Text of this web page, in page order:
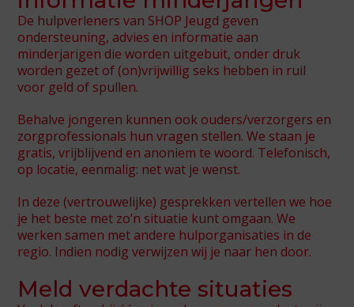
Spot46
SHOP Jeugd
De Gantel
SHOP Asia
De hulpverleners van SHOP Jeugd geven
ondersteuning, advies en informatie aan
minderjarigen die worden uitgebuit, onder druk
worden gezet of (on)vrijwillig seks hebben in ruil
voor geld of spullen.
Behalve jongeren kunnen ook ouders/verzorgers en
zorgprofessionals hun vragen stellen. We staan je
gratis, vrijblijvend en anoniem te woord. Telefonisch,
op locatie, eenmalig: net wat je wenst.
In deze (vertrouwelijke) gesprekken vertellen we hoe
je het beste met zo’n situatie kunt omgaan. We
werken samen met andere hulporganisaties in de
regio. Indien nodig verwijzen wij je naar hen door.
Meld verdachte situaties